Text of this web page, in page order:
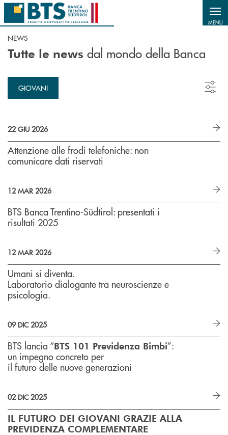
Salta al contenuto principale
MENU
NEWS
Tutte le news dal mondo della Banca
GIOVANI
22 GIU 2026
Attenzione alle frodi telefoniche: non
comunicare dati riservati
12 MAR 2026
BTS Banca Trentino-Südtirol: presentati i
risultati 2025
12 MAR 2026
Umani si diventa.
Laboratorio dialogante tra neuroscienze e
psicologia.
09 DIC 2025
BTS lancia “BTS 101 Previdenza Bimbi”:
un impegno concreto per
il futuro delle nuove generazioni
02 DIC 2025
IL FUTURO DEI GIOVANI GRAZIE ALLA
PREVIDENZA COMPLEMENTARE